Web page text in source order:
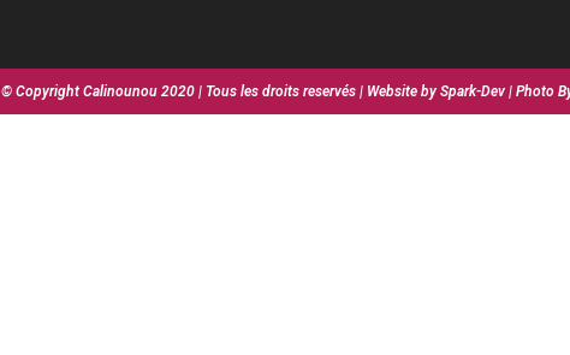
© Copyright Calinounou 2020 | Tous les droits reservés | Website by Spark-Dev | Photo